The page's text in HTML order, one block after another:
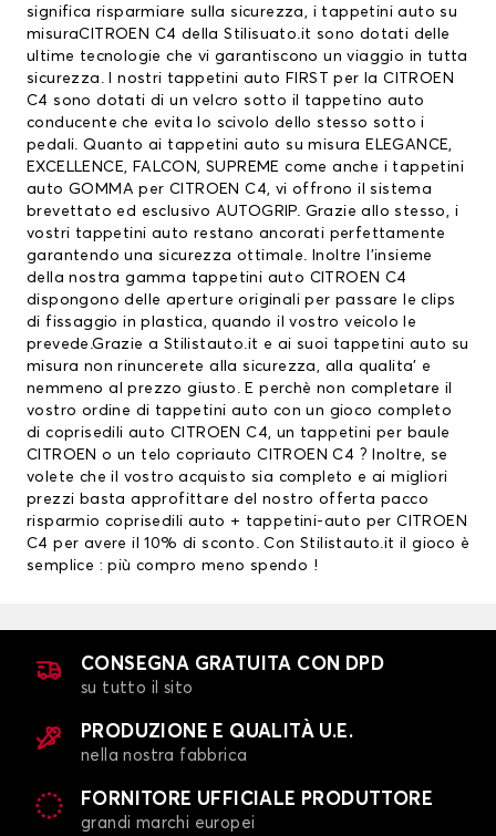
significa risparmiare sulla sicurezza, i tappetini auto su
misuraCITROEN C4 della Stilisuato.it sono dotati delle
ultime tecnologie che vi garantiscono un viaggio in tutta
sicurezza. I nostri tappetini auto FIRST per la CITROEN
C4 sono dotati di un velcro sotto il tappetino auto
conducente che evita lo scivolo dello stesso sotto i
pedali. Quanto ai tappetini auto su misura ELEGANCE,
EXCELLENCE, FALCON, SUPREME come anche i tappetini
auto GOMMA per CITROEN C4, vi offrono il sistema
brevettato ed esclusivo AUTOGRIP. Grazie allo stesso, i
vostri tappetini auto restano ancorati perfettamente
garantendo una sicurezza ottimale. Inoltre l’insieme
della nostra gamma tappetini auto CITROEN C4
dispongono delle aperture originali per passare le clips
di fissaggio in plastica, quando il vostro veicolo le
prevede.Grazie a Stilistauto.it e ai suoi tappetini auto su
misura non rinuncerete alla sicurezza, alla qualita’ e
nemmeno al prezzo giusto. E perchè non completare il
vostro ordine di tappetini auto con un gioco completo
di coprisedili auto CITROEN C4, un tappetini per baule
CITROEN o un telo copriauto CITROEN C4 ? Inoltre, se
volete che il vostro acquisto sia completo e ai migliori
prezzi basta approfittare del nostro offerta pacco
risparmiocoprisedili auto + tappetini-auto per CITROEN
C4 per avere il 10% di sconto. Con Stilistauto.it il gioco è
semplice : più compro meno spendo !
CONSEGNA GRATUITA CON DPD
su tutto il sito
PRODUZIONE E QUALITÀ U.E.
nella nostra fabbrica
FORNITORE UFFICIALE PRODUTTORE
grandi marchi europei